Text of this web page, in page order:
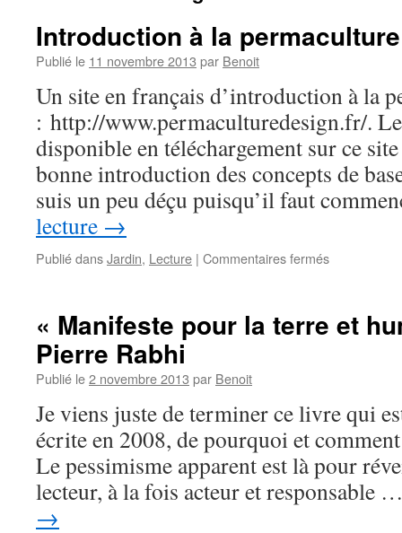
Introduction à la permaculture
Publié le 11 novembre 2013 par Benoit
Un site en français d’introduction à la
: http://www.permaculturedesign.fr/.
disponible en téléchargement sur ce
bonne introduction des concepts de
suis un peu déçu puisqu’il faut
lecture →
Publié dansJardin, Lecture | Commentaires ferméssur
« Manifeste pour la terre et
Pierre Rabhi
Publié le2 novembre 2013 par Benoit
Je viens juste de terminer ce livre qui
écrite en 2008, de pourquoi et
Le pessimisme apparent est là pour
lecteur, à la fois acteur et responsable
→